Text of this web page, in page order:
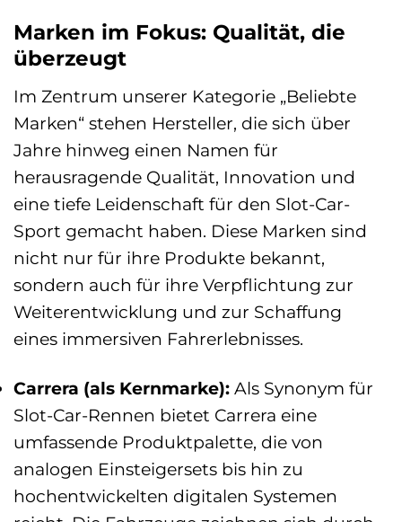
Marken im Fokus: Qualität, die
überzeugt
Im Zentrum unserer Kategorie „Beliebte
Marken“ stehen Hersteller, die sich über
Jahre hinweg einen Namen für
herausragende Qualität, Innovation und
eine tiefe Leidenschaft für den Slot-Car-
Sport gemacht haben. Diese Marken sind
nicht nur für ihre Produkte bekannt,
sondern auch für ihre Verpflichtung zur
Weiterentwicklung und zur Schaffung
eines immersiven Fahrerlebnisses.
Carrera (als Kernmarke): Als Synonym für
Slot-Car-Rennen bietet Carrera eine
umfassende Produktpalette, die von
analogen Einsteigersets bis hin zu
hochentwickelten digitalen Systemen